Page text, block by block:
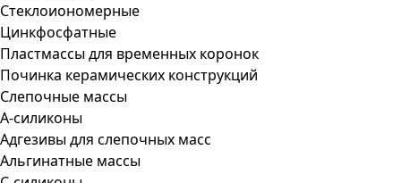
Стеклоиономерные
Цинкфосфатные
Пластмассы для временных коронок
Починка керамических конструкций
Слепочные массы
А-силиконы
Адгезивы для слепочных масс
Альгинатные массы